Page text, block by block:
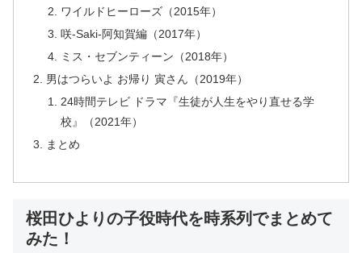
ワイルドヒーローズ（2015年）
咲-Saki-阿知賀編（2017年）
ミス・セブンティーン（2018年）
男はつらいよ お帰り 寅さん（2019年）
24時間テレビ ドラマ『生徒が人生をやり直せる学
校』（2021年）
まとめ
桜田ひよりの子役時代を時系列でまとめて
みた！